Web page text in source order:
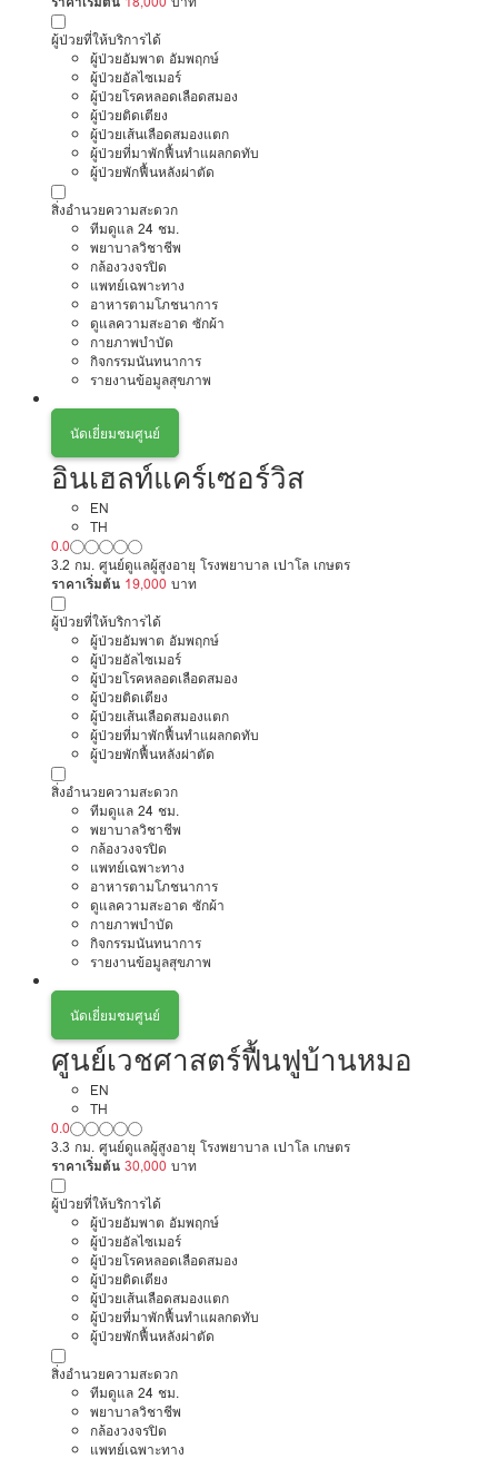
ผู้ป่วยที่ให้บริการได้
ผู้ป่วยอัมพาต อัมพฤกษ์
ผู้ป่วยอัลไซเมอร์
ผู้ป่วยโรคหลอดเลือดสมอง
ผู้ป่วยติดเตียง
ผู้ป่วยเส้นเลือดสมองแตก
ผู้ป่วยที่มาพักฟื้นทำแผลกดทับ
ผู้ป่วยพักฟื้นหลังผ่าตัด
สิ่งอำนวยความสะดวก
ทีมดูแล 24 ชม.
พยาบาลวิชาชีพ
กล้องวงจรปิด
แพทย์เฉพาะทาง
อาหารตามโภชนาการ
ดูแลความสะอาด ซักผ้า
กายภาพบำบัด
กิจกรรมนันทนาการ
รายงานข้อมูลสุขภาพ
นัดเยี่ยมชมศูนย์
อินเฮลท์แคร์เซอร์วิส
EN
TH
0.0
3.2 กม. ศูนย์ดูแลผู้สูงอายุ โรงพยาบาล เปาโล เกษตร
ราคาเริ่มต้น 19,000 บาท
ผู้ป่วยที่ให้บริการได้
ผู้ป่วยอัมพาต อัมพฤกษ์
ผู้ป่วยอัลไซเมอร์
ผู้ป่วยโรคหลอดเลือดสมอง
ผู้ป่วยติดเตียง
ผู้ป่วยเส้นเลือดสมองแตก
ผู้ป่วยที่มาพักฟื้นทำแผลกดทับ
ผู้ป่วยพักฟื้นหลังผ่าตัด
สิ่งอำนวยความสะดวก
ทีมดูแล 24 ชม.
พยาบาลวิชาชีพ
กล้องวงจรปิด
แพทย์เฉพาะทาง
อาหารตามโภชนาการ
ดูแลความสะอาด ซักผ้า
กายภาพบำบัด
กิจกรรมนันทนาการ
รายงานข้อมูลสุขภาพ
นัดเยี่ยมชมศูนย์
ศูนย์เวชศาสตร์ฟื้นฟูบ้านหมอ
EN
TH
0.0
3.3 กม. ศูนย์ดูแลผู้สูงอายุ โรงพยาบาล เปาโล เกษตร
ราคาเริ่มต้น 30,000 บาท
ผู้ป่วยที่ให้บริการได้
ผู้ป่วยอัมพาต อัมพฤกษ์
ผู้ป่วยอัลไซเมอร์
ผู้ป่วยโรคหลอดเลือดสมอง
ผู้ป่วยติดเตียง
ผู้ป่วยเส้นเลือดสมองแตก
ผู้ป่วยที่มาพักฟื้นทำแผลกดทับ
ผู้ป่วยพักฟื้นหลังผ่าตัด
สิ่งอำนวยความสะดวก
ทีมดูแล 24 ชม.
พยาบาลวิชาชีพ
กล้องวงจรปิด
แพทย์เฉพาะทาง